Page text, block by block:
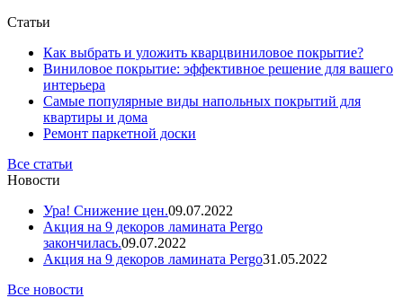
Статьи
Как выбрать и уложить кварцвиниловое покрытие?
Виниловое покрытие: эффективное решение для вашего
интерьера
Самые популярные виды напольных покрытий для
квартиры и дома
Ремонт паркетной доски
Все статьи
Новости
Ура! Снижение цен.09.07.2022
Акция на 9 декоров ламината Pergo
закончилась.09.07.2022
Акция на 9 декоров ламината Pergo31.05.2022
Все новости